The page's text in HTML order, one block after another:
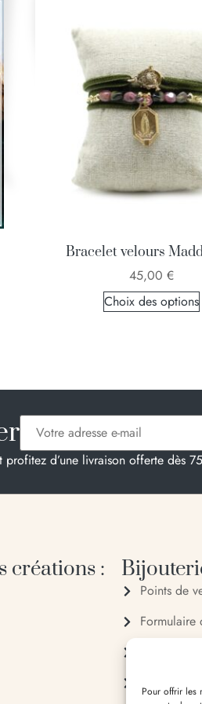
Pour offrir les
Bracelet velours
45,00 €
Choix des options
profitez d’une livraison offerte dès
créations :
Points de
Formulaire
06 20 88